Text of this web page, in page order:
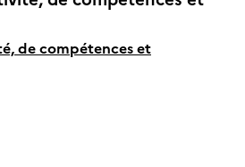
de compétences et